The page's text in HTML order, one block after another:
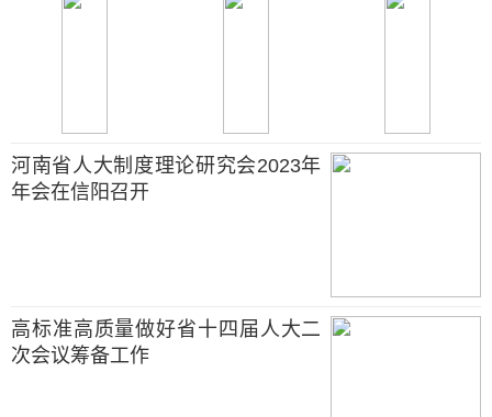
河南省人大制度理论研究会2023年
年会在信阳召开
高标准高质量做好省十四届人大二
次会议筹备工作